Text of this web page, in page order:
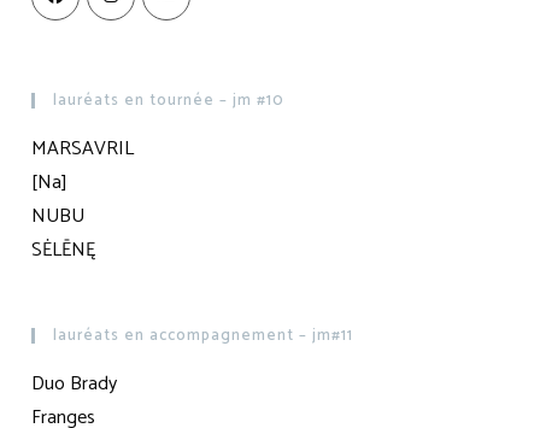
lauréats en tournée – jm #10
MARSAVRIL
[Na]
NUBU
SĖLĒNĘ
lauréats en accompagnement – jm#11
Duo Brady
Franges